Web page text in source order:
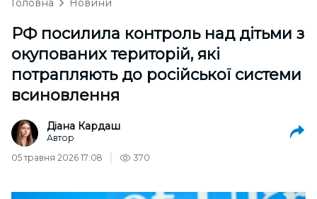
Головна Новини
РФ посилила контроль над дітьми з
окупованих територій, які
потрапляють до російської системи
всиновлення
Діана Кардаш
Автор
05 травня 2026 17:08
370